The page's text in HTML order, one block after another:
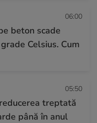
06:00
beton scade
Celsius. Cum
05:50
treptată
până în anul